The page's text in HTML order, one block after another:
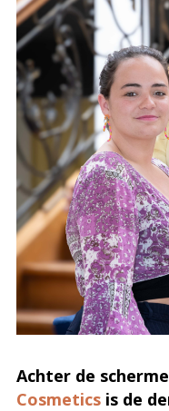
Achter de
Cosmetics is de